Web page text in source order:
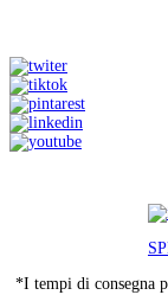
*I tempi di consegna